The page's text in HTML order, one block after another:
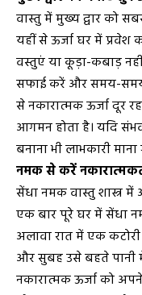
वास्तु में मुख्य द्वार को
यहीं से ऊर्जा घर में
वस्तुएं या कूड़ा-कबाड़ नहीं
सफाई करें और समय-
से नकारात्मक ऊर्जा दूर
आगमन होता है। यदि संभव
बनाना भी लाभकारी
नमक से करें
सेंधा नमक वास्तु शास्त्र में
एक बार पूरे घर में सेंधा
अलावा रात में एक
और सुबह उसे बहते पानी
नकारात्मक ऊर्जा को